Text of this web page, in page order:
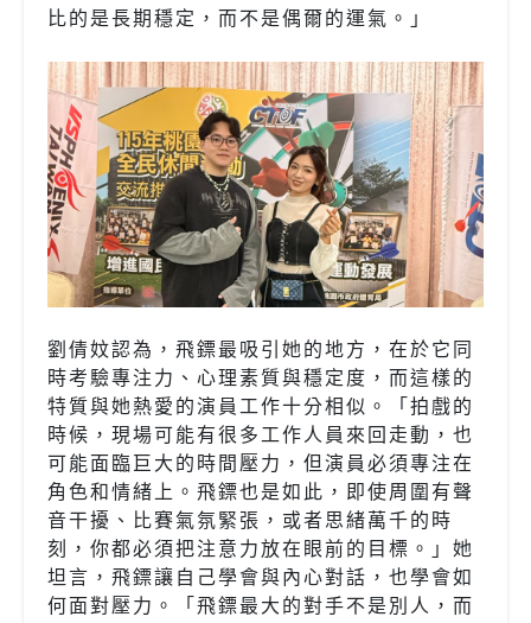
比的是長期穩定，而不是偶爾的運氣。」
劉倩妏認為，飛鏢最吸引她的地方，在於它同
時考驗專注力、心理素質與穩定度，而這樣的
特質與她熱愛的演員工作十分相似。「拍戲的
時候，現場可能有很多工作人員來回走動，也
可能面臨巨大的時間壓力，但演員必須專注在
角色和情緒上。飛鏢也是如此，即使周圍有聲
音干擾、比賽氣氛緊張，或者思緒萬千的時
刻，你都必須把注意力放在眼前的目標。」她
坦言，飛鏢讓自己學會與內心對話，也學會如
何面對壓力。「飛鏢最大的對手不是別人，而